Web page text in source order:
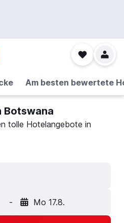
Am besten bewertete
Botswana
tolle Hotelangebote in
- Mo 17.8.